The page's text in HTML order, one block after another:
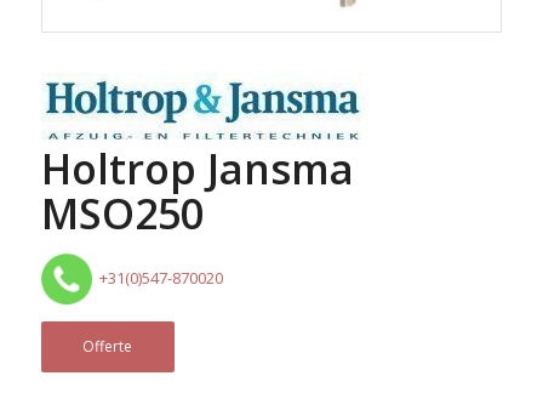
Holtrop Jansma
MSO250
+31(0)547-870020
Offerte